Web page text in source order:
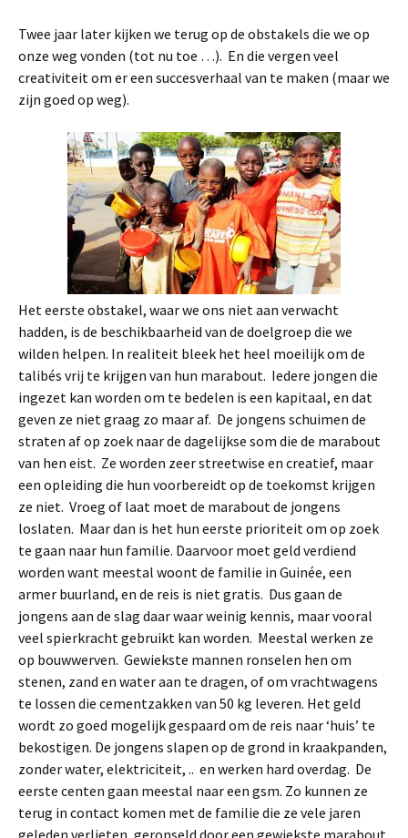
Twee jaar later kijken we terug op de obstakels die we op
onze weg vonden (tot nu toe …). En die vergen veel
creativiteit om er een succesverhaal van te maken (maar we
zijn goed op weg).
Het eerste obstakel, waar we ons niet aan verwacht
hadden, is de beschikbaarheid van de doelgroep die we
wilden helpen. In realiteit bleek het heel moeilijk om de
talibés vrij te krijgen van hun marabout. Iedere jongen die
ingezet kan worden om te bedelen is een kapitaal, en dat
geven ze niet graag zo maar af. De jongens schuimen de
straten af op zoek naar de dagelijkse som die de marabout
van hen eist. Ze worden zeer streetwise en creatief, maar
een opleiding die hun voorbereidt op de toekomst krijgen
ze niet. Vroeg of laat moet de marabout de jongens
loslaten. Maar dan is het hun eerste prioriteit om op zoek
te gaan naar hun familie. Daarvoor moet geld verdiend
worden want meestal woont de familie in Guinée, een
armer buurland, en de reis is niet gratis. Dus gaan de
jongens aan de slag daar waar weinig kennis, maar vooral
veel spierkracht gebruikt kan worden. Meestal werken ze
op bouwwerven. Gewiekste mannen ronselen hen om
stenen, zand en water aan te dragen, of om vrachtwagens
te lossen die cementzakken van 50 kg leveren. Het geld
wordt zo goed mogelijk gespaard om de reis naar ‘huis’ te
bekostigen. De jongens slapen op de grond in kraakpanden,
zonder water, elektriciteit, .. en werken hard overdag. De
eerste centen gaan meestal naar een gsm. Zo kunnen ze
terug in contact komen met de familie die ze vele jaren
geleden verlieten, geronseld door een gewiekste marabout